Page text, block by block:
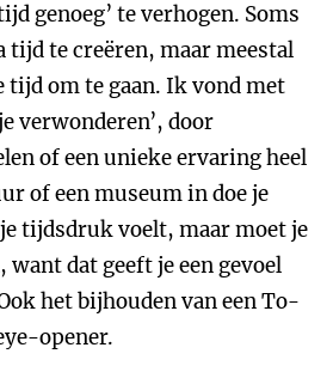
genoeg’ te verhogen. Soms
tijd te creëren, maar meestal
tijd om te gaan. Ik vond met
verwonderen’, door
of een unieke ervaring heel
of een museum in doe je
tijdsdruk voelt, maar moet je
dat geeft je een gevoel
het bijhouden van een To-
opener.